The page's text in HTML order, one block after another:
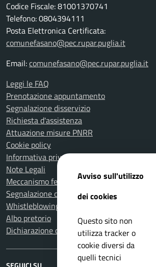
Codice Fiscale: 81001370741
Telefono: 0804394111
Posta Elettronica Certificata:
comunefasano@pec.rupar.puglia.it
Email:comunefasano@pec.rupar.puglia.it
Leggi le FAQ
Prenotazione appuntamento
Segnalazione disservizio
Richiesta d'assistenza
Attuazione misure PNRR
Cookie policy
Informativa privacy
Note Legali
Meccanismo feedback per l'accessibilità
Segnalazione di illeciti nella Pubblica
Whistleblowing)
Albo pretorio
Dichiarazione di accessibilità
Avviso sull'utilizzo
dei cookies
Questo sito non
utilizza tracker o
cookie diversi da
quelli tecnici